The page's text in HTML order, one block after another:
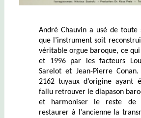
André Chauvin a usé de toute
que l’instrument soit
véritable orgue baroque, ce
et 1996 par les facteurs
Sarelot et Jean-Pierre
2162 tuyaux d’origine ayant
fallu retrouver le diapason
et harmoniser le reste de
restaurer à l’ancienne la